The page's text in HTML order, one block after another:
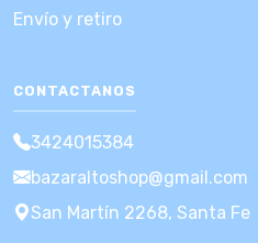
Envío y retiro
CONTACTANOS
3424015384
bazaraltoshop@gmail.com
San Martín 2268, Santa Fe